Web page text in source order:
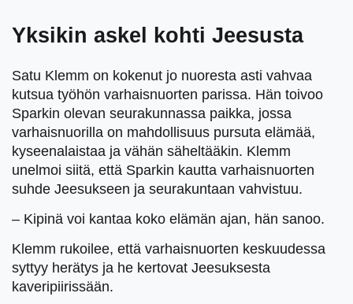
Yksikin askel kohti Jeesusta
Satu Klemm on kokenut jo nuoresta asti vahvaa
kutsua työhön varhaisnuorten parissa. Hän toivoo
Sparkin olevan seurakunnassa paikka, jossa
varhaisnuorilla on mahdollisuus pursuta elämää,
kyseenalaistaa ja vähän säheltääkin. Klemm
unelmoi siitä, että Sparkin kautta varhaisnuorten
suhde Jeesukseen ja seurakuntaan vahvistuu.
– Kipinä voi kantaa koko elämän ajan, hän sanoo.
Klemm rukoilee, että varhaisnuorten keskuudessa
syttyy herätys ja he kertovat Jeesuksesta
kaveripiirissään.